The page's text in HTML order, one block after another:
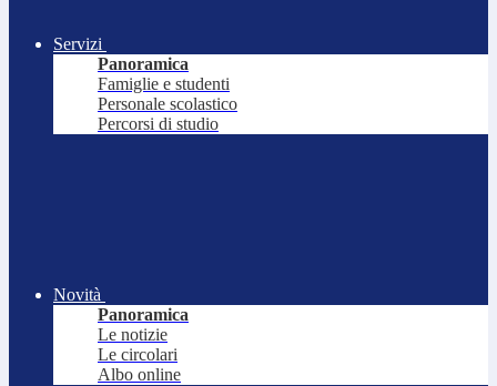
Servizi
Panoramica
Famiglie e studenti
Personale scolastico
Percorsi di studio
Novità
Panoramica
Le notizie
Le circolari
Albo online